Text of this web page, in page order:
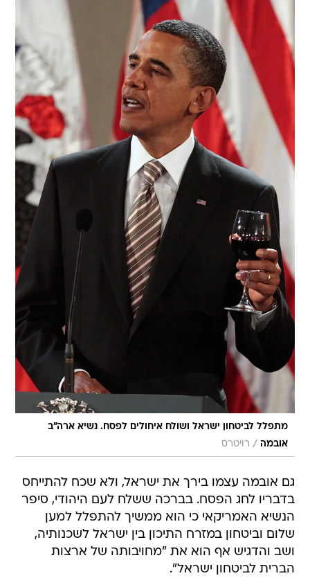
מתפלל לביטחון ישראל ושולח איחולים לפסח. נשיא ארה"ב
אובמה / רויטרס
גם אובמה עצמו בירך את ישראל, ולא שכח להתייחס
בדבריו לחג הפסח. בברכה ששלח לעם היהודי, סיפר
הנשיא האמריקאי כי הוא ממשיך להתפלל למען
שלום וביטחון במזרח התיכון בין ישראל לשכנותיה,
ושב והדגיש אף הוא את "מחויבותה של ארצות
הברית לביטחון ישראל".